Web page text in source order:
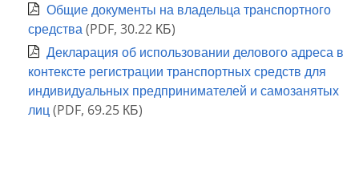
Общие документы на владельца транспортного
средства(PDF, 30.22 КБ)
Декларация об использовании делового адреса в
контексте регистрации транспортных средств для
индивидуальных предпринимателей и самозанятых
лиц(PDF, 69.25 КБ)